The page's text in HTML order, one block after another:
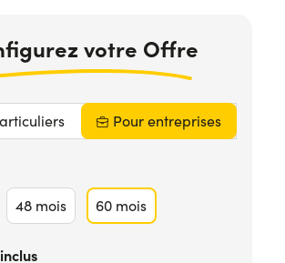
votre Offre
Pour entreprises
48 mois 60 mois